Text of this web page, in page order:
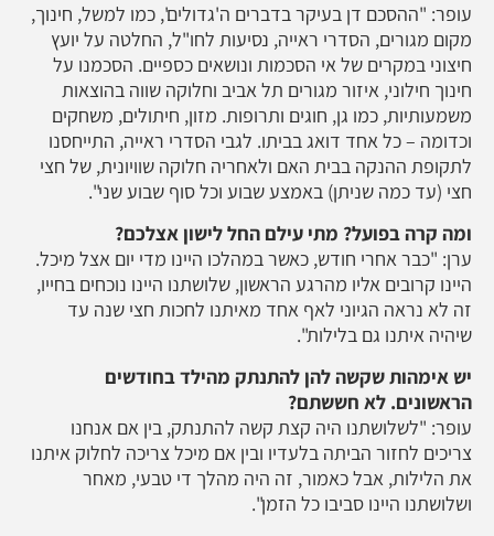
עופר: "ההסכם דן בעיקר בדברים ה'גדולים', כמו למשל, חינוך,
מקום מגורים, הסדרי ראייה, נסיעות לחו"ל, החלטה על יועץ
חיצוני במקרים של אי הסכמות ונושאים כספיים. הסכמנו על
חינוך חילוני, איזור מגורים תל אביב וחלוקה שווה בהוצאות
משמעותיות, כמו גן, חוגים ותרופות. מזון, חיתולים, משחקים
וכדומה – כל אחד דואג בביתו. לגבי הסדרי ראייה, התייחסנו
לתקופת ההנקה בבית האם ולאחריה חלוקה שוויונית, של חצי
חצי (עד כמה שניתן) באמצע שבוע וכל סוף שבוע שני".
ומה קרה בפועל? מתי עילם החל לישון אצלכם?
ערן: "כבר אחרי חודש, כאשר במהלכו היינו מדי יום אצל מיכל.
היינו קרובים אליו מהרגע הראשון, שלושתנו היינו נוכחים בחייו,
זה לא נראה הגיוני לאף אחד מאיתנו לחכות חצי שנה עד
שיהיה איתנו גם בלילות".
יש אימהות שקשה להן להתנתק מהילד בחודשים
הראשונים. לא חששתם?
עופר: "לשלושתנו היה קצת קשה להתנתק, בין אם אנחנו
צריכים לחזור הביתה בלעדיו ובין אם מיכל צריכה לחלוק איתנו
את הלילות, אבל כאמור, זה היה מהלך די טבעי, מאחר
ושלושתנו היינו סביבו כל הזמן".